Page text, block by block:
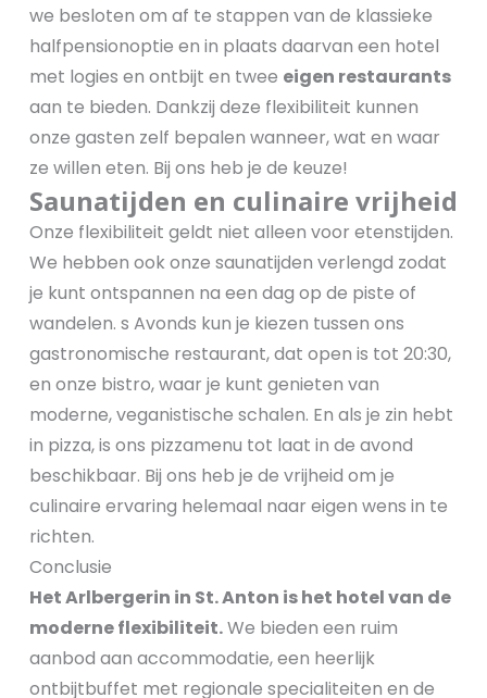
we besloten om af te stappen van de klassieke
halfpensionoptie en in plaats daarvan een hotel
met logies en ontbijt en twee eigen restaurants
aan te bieden. Dankzij deze flexibiliteit kunnen
onze gasten zelf bepalen wanneer, wat en waar
ze willen eten. Bij ons heb je de keuze!
Saunatijden en culinaire vrijheid
Onze flexibiliteit geldt niet alleen voor etenstijden.
We hebben ook onze saunatijden verlengd zodat
je kunt ontspannen na een dag op de piste of
wandelen. s Avonds kun je kiezen tussen ons
gastronomische restaurant, dat open is tot 20:30,
en onze bistro, waar je kunt genieten van
moderne, veganistische schalen. En als je zin hebt
in pizza, is ons pizzamenu tot laat in de avond
beschikbaar. Bij ons heb je de vrijheid om je
culinaire ervaring helemaal naar eigen wens in te
richten.
Conclusie
Het Arlbergerin in St. Anton is het hotel van de
moderne flexibiliteit.We bieden een ruim
aanbod aan accommodatie, een heerlijk
ontbijtbuffet met regionale specialiteiten en de